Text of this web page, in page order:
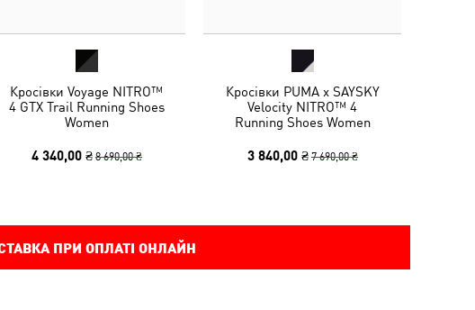
Кросівки Voyage NITRO™
4 GTX Trail Running Shoes
Women
4 340,00 ₴ 8 690,00 ₴
Кросівки PUMA x SAYSKY
Velocity NITRO™ 4
Running Shoes Women
3 840,00 ₴ 7 690,00 ₴
ПРИ ОПЛАТІ ОНЛАЙН